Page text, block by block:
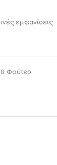
εμφανίσεις
Φούτερ